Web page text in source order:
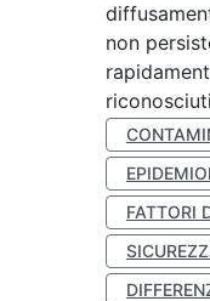
non
FATTORI